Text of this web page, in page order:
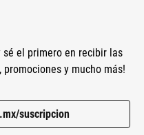
sé el primero en recibir las
y mucho más!
suscripcion